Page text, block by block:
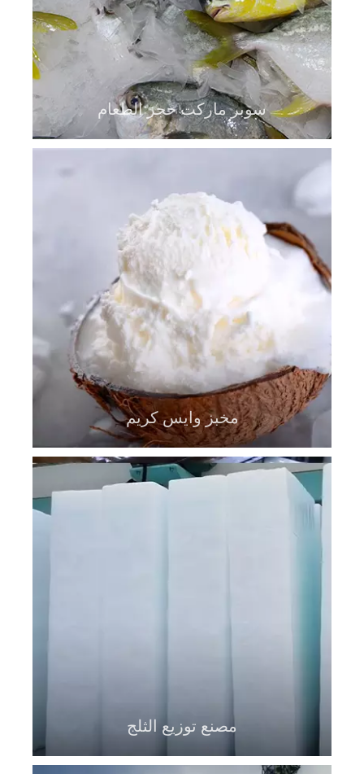
سوبر ماركت حجز الطعام
مخبز وايس كريم
مصنع توزيع الثلج